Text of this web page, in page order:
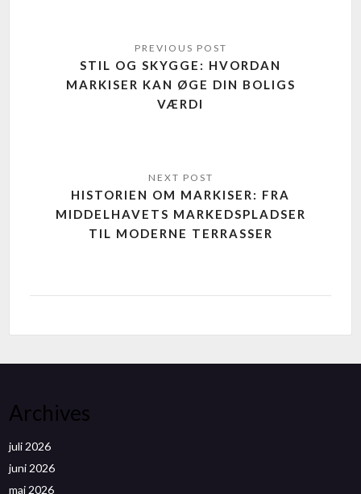
STIL OG SKYGGE: HVORDAN
MARKISER KAN ØGE DIN BOLIGS
VÆRDI
HISTORIEN OM MARKISER: FRA
MIDDELHAVETS MARKEDSPLADSER
TIL MODERNE TERRASSER
Archives
juli 2026
juni 2026
maj 2026